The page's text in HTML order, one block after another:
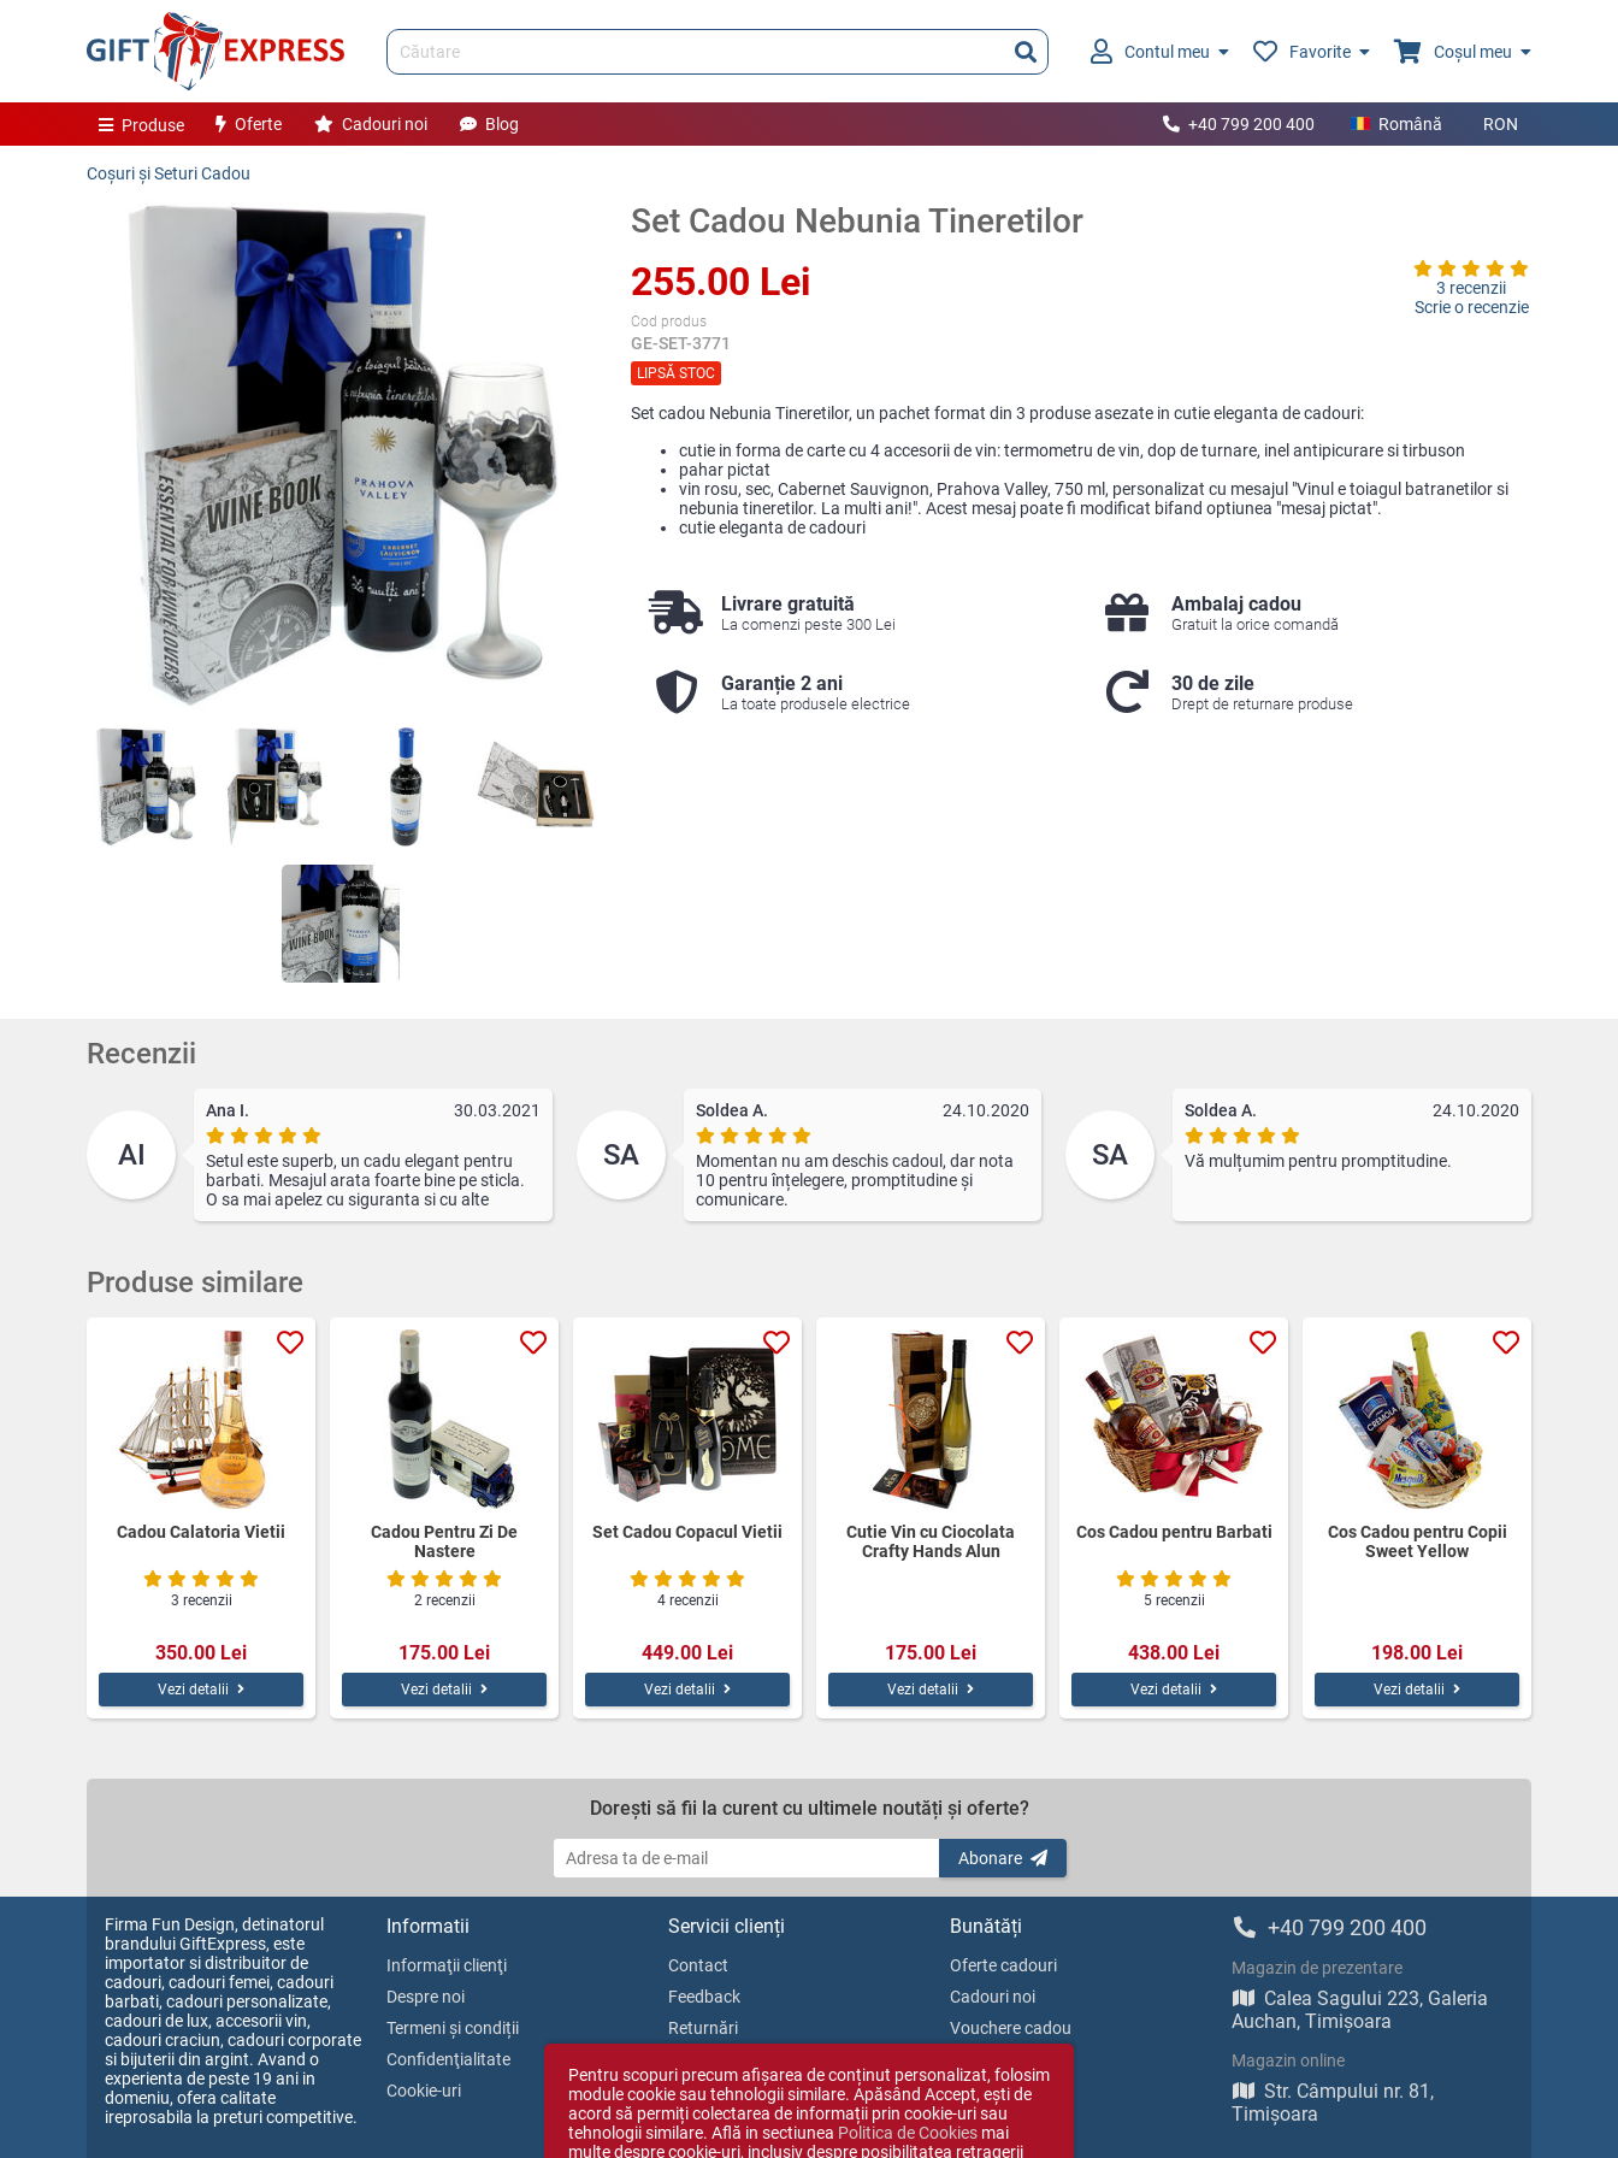
Contul meu Favorite Coșul meu
Produse Oferte Cadouri noi Blog +40 799 200 400 Română RON
Coşuri și Seturi Cadou
Set Cadou Nebunia Tineretilor
255.00 Lei
Cod produs
GE-SET-3771
LIPSĂ STOC
3 recenzii
Scrie o recenzie
Set cadou Nebunia Tineretilor, un pachet format din 3 produse asezate in cutie eleganta de cadouri:
cutie in forma de carte cu 4 accesorii de vin: termometru de vin, dop de turnare, inel antipicurare si tirbuson
pahar pictat
vin rosu, sec, Cabernet Sauvignon, Prahova Valley, 750 ml, personalizat cu mesajul "Vinul e toiagul batranetilor si
nebunia tineretilor. La multi ani!". Acest mesaj poate fi modificat bifand optiunea "mesaj pictat".
cutie eleganta de cadouri
Livrare gratuită
La comenzi peste 300 Lei
Ambalaj cadou
Gratuit la orice comandă
Garanție 2 ani
La toate produsele electrice
30 de zile
Drept de returnare produse
Recenzii
AI
Ana I. 30.03.2021
Setul este superb, un cadu elegant pentru
barbati. Mesajul arata foarte bine pe sticla.
O sa mai apelez cu siguranta si cu alte
ocazii.
SA
Soldea A. 24.10.2020
Momentan nu am deschis cadoul, dar nota
10 pentru înțelegere, promptitudine și
comunicare.
SA
Soldea A. 24.10.2020
Vă mulțumim pentru promptitudine.
Produse similare
Cadou Calatoria Vietii
3 recenzii
350.00 Lei
Vezi detalii
Cadou Pentru Zi De
Nastere
2 recenzii
175.00 Lei
Vezi detalii
Set Cadou Copacul Vietii
4 recenzii
449.00 Lei
Vezi detalii
Cutie Vin cu Ciocolata
Crafty Hands Alun
175.00 Lei
Vezi detalii
Cos Cadou pentru Barbati
5 recenzii
438.00 Lei
Vezi detalii
Cos Cadou pentru Copii
Sweet Yellow
198.00 Lei
Vezi detalii
Dorești să fii la curent cu ultimele noutăți și oferte?
Abonare
Firma Fun Design, detinatorul
brandului GiftExpress, este
importator si distribuitor de
cadouri, cadouri femei, cadouri
barbati, cadouri personalizate,
cadouri de lux, accesorii vin,
cadouri craciun, cadouri corporate
si bijuterii din argint. Avand o
experienta de peste 19 ani in
domeniu, ofera calitate
ireprosabila la preturi competitive.
Informatii
Informaţii clienţi
Despre noi
Termeni și condiții
Confidenţialitate
Cookie-uri
Servicii clienți
Contact
Feedback
Returnări
ANPC
Bunătăți
Oferte cadouri
Cadouri noi
Vouchere cadou
+40 799 200 400
Magazin de prezentare
Calea Sagului 223, Galeria
Auchan, Timișoara
Magazin online
Str. Câmpului nr. 81,
Timișoara
Pentru scopuri precum afișarea de conținut personalizat, folosim
module cookie sau tehnologii similare. Apăsând Accept, ești de
acord să permiți colectarea de informații prin cookie-uri sau
tehnologii similare. Află in sectiunea Politica de Cookies mai
multe despre cookie-uri, inclusiv despre posibilitatea retragerii